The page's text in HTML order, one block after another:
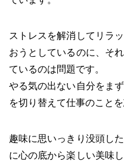
ストレスを解消してリラ
おうとしているのに、そ
ているのは問題です。
やる気の出ない自分をま
を切り替えて仕事のこと
趣味に思いっきり没頭し
に心の底から楽しい美味